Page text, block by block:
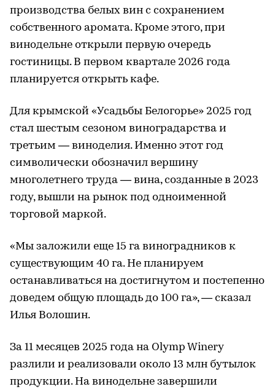
производства белых вин с сохранением
собственного аромата. Кроме этого, при
винодельне открыли первую очередь
гостиницы. В первом квартале 2026 года
планируется открыть кафе.
Для крымской «Усадьбы Белогорье» 2025 год
стал шестым сезоном виноградарства и
третьим — виноделия. Именно этот год
символически обозначил вершину
многолетнего труда — вина, созданные в 2023
году, вышли на рынок под одноименной
торговой маркой.
«Мы заложили еще 15 га виноградников к
существующим 40 га. Не планируем
останавливаться на достигнутом и постепенно
доведем общую площадь до 100 га», — сказал
Илья Волошин.
За 11 месяцев 2025 года на Olymp Winery
разлили и реализовали около 13 млн бутылок
продукции. На винодельне завершили